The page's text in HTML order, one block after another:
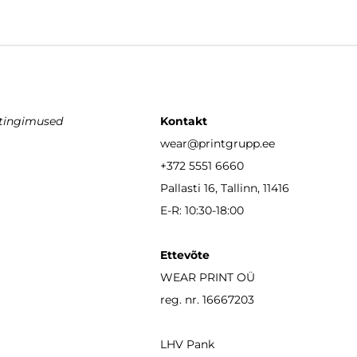
Kontakt
wear@printgrupp.ee
+372 5551 6660
Pallasti 16, Tallinn, 11416
E-R: 10:30-18:00
Ettevõte
WEAR PRINT OÜ
reg. nr. 16667203
LHV Pank